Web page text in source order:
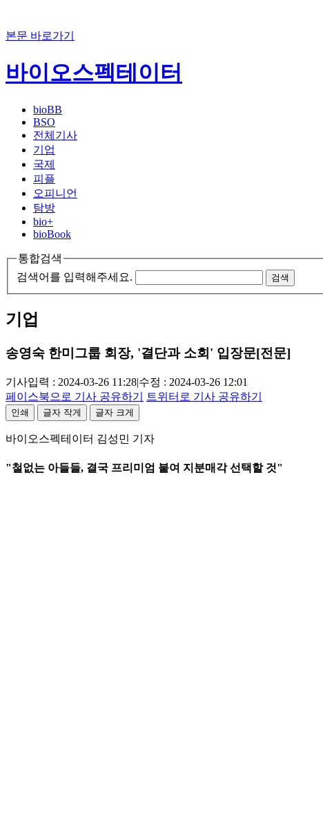
본문 바로가기
바이오스펙테이터
bioBB
BSO
전체기사
기업
국제
피플
오피니언
탐방
bio+
bioBook
통합검색
검색어를 입력해주세요.
검색
기업
송영숙 한미그룹 회장, '결단과 소회' 입장문[전문]
기사입력 : 2024-03-26 11:28|수정 : 2024-03-26 12:01
페이스북으로 기사 공유하기
트위터로 기사 공유하기
인쇄 글자 작게 글자 크게
바이오스펙테이터 김성민 기자
"철없는 아들들, 결국 프리미엄 붙여 지분매각 선택할 것"